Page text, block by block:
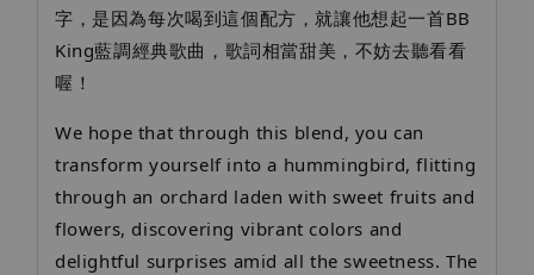
字，是因為每次喝到這個配方，就讓他想起一首BB
King藍調經典歌曲，歌詞相當甜美，不妨去聽看看
喔！
We hope that through this blend, you can
transform yourself into a hummingbird, flitting
through an orchard laden with sweet fruits and
flowers, discovering vibrant colors and
delightful surprises amid all the sweetness. The